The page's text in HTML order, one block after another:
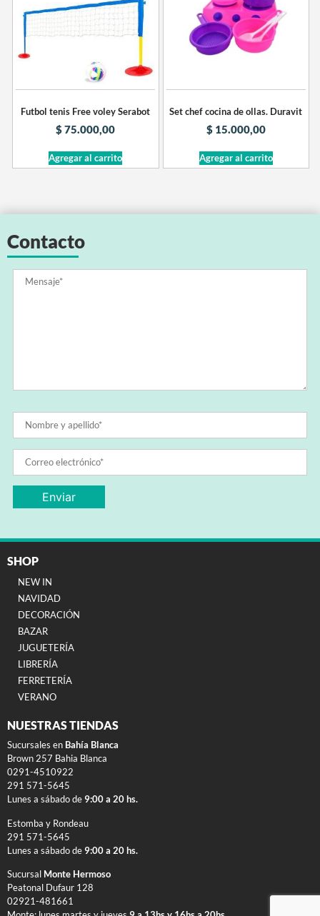
Futbol tenis Free voley Serabot
$75.000,00
Agregar al carrito
Set chef cocina de ollas. Duravit
$15.000,00
Agregar al carrito
Contacto
SHOP
NEW IN
NAVIDAD
DECORACIÓN
BAZAR
JUGUETERÍA
LIBRERÍA
FERRETERÍA
VERANO
NUESTRAS TIENDAS
Sucursales en Bahía Blanca
Brown 257 Bahia Blanca
0291-4510922
291 571-5645
Lunes a sábado de 9:00 a 20 hs.
Estomba y Rondeau
291 571-5645
Lunes a sábado de 9:00 a 20 hs.
Sucursal Monte Hermoso
Peatonal Dufaur 128
02921-481661